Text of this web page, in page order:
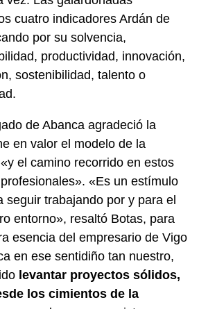
cuatro indicadores Ardán de
por su solvencia,
productividad, innovación,
sostenibilidad, talento o
de Abanca agradeció la
en valor el modelo de la
el camino recorrido en estos
«Es un estímulo
seguir trabajando por y para el
entorno», resaltó Botas, para
esencia del empresario de Vigo
en ese sentidiño tan nuestro,
levantar proyectos sólidos,
los cimientos de la